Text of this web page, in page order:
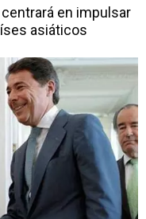
en impulsar
asiáticos